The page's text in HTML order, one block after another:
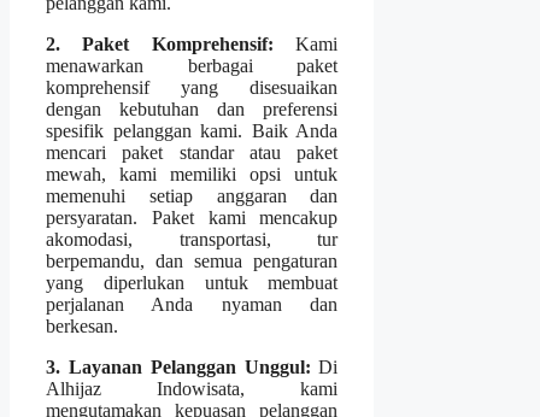
2. Paket Komprehensif: Kami
menawarkan berbagai paket
komprehensif yang disesuaikan
dengan kebutuhan dan preferensi
spesifik pelanggan kami. Baik Anda
mencari paket standar atau paket
mewah, kami memiliki opsi untuk
memenuhi setiap anggaran dan
persyaratan. Paket kami mencakup
akomodasi, transportasi, tur
berpemandu, dan semua pengaturan
yang diperlukan untuk membuat
perjalanan Anda nyaman dan
berkesan.
3. Layanan Pelanggan Unggul: Di
Alhijaz Indowisata, kami
mengutamakan kepuasan pelanggan